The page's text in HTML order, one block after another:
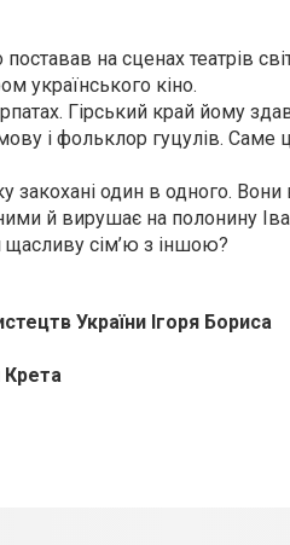
на сценах театрів
українського кіно.
Гірський край йому
і фольклор гуцулів. Саме
закохані один в одного.
ними й вирушає на полонину
щасливу сім’ю з іншою?
України Ігоря Бориса
Крета